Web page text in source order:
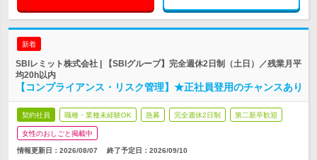
新着
SBIレミット株式会社 | 【SBIグループ】完全週休2日制（土日）／残業月平
均20h以内
【コンプライアンス・リスク管理】★正社員登用のチャンスあり
契約社員 職種・業種未経験OK 急募 完全週休2日制 第二新卒歓迎
女性のおしごと掲載中
情報更新日：2026/08/07 終了予定日： 2026/09/10